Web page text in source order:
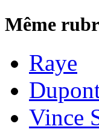
Même
Raye
Vince